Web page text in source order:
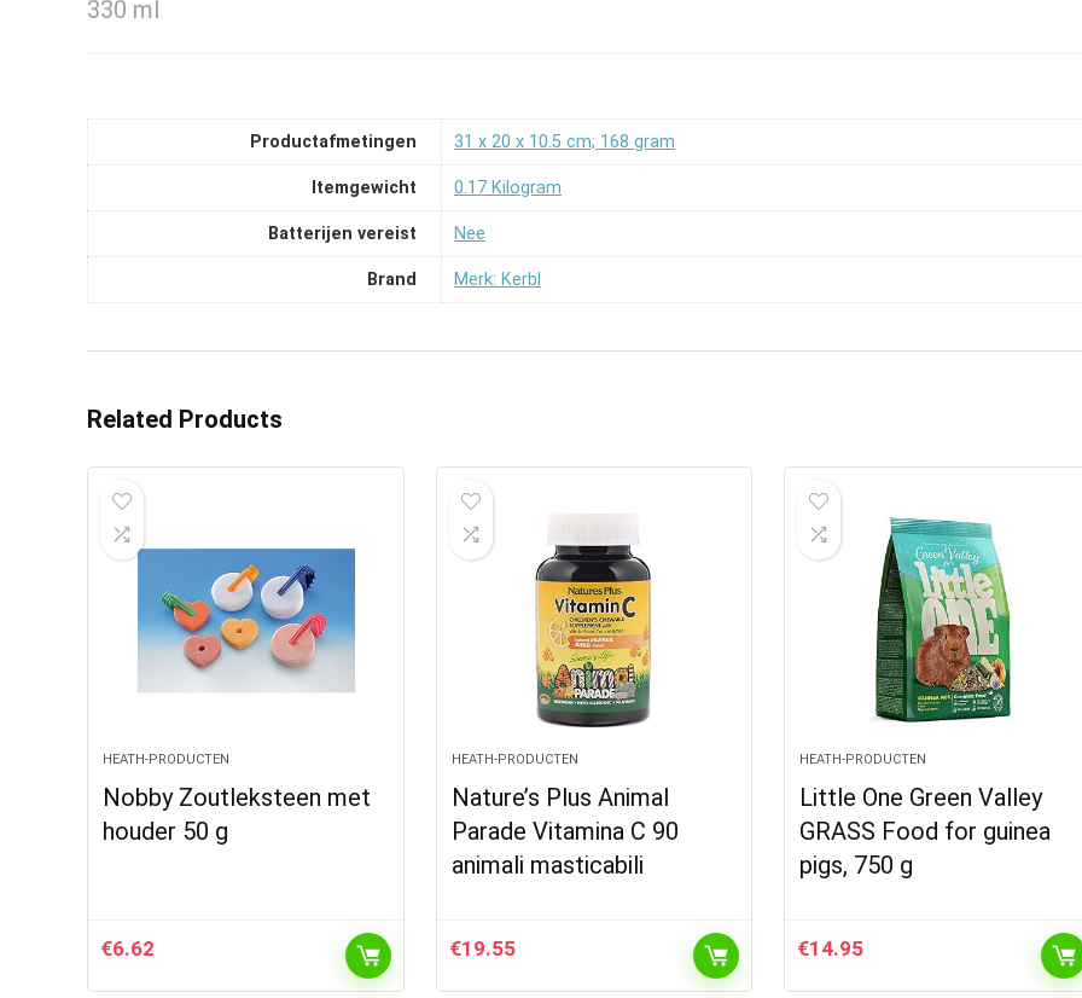
330 ml
Productafmetingen 31 x 20 x 10.5 cm; 168 gram
Itemgewicht 0.17 Kilogram
Batterijen vereist Nee
Brand Merk: Kerbl
Related Products
HEATH-PRODUCTEN
Nobby Zoutleksteen met
houder 50 g
€6.62
HEATH-PRODUCTEN
Nature’s Plus Animal
Parade Vitamina C 90
animali masticabili
€19.55
HEATH-PRODUCTEN
Little One Green Valley
GRASS Food for guinea
pigs, 750 g
€14.95